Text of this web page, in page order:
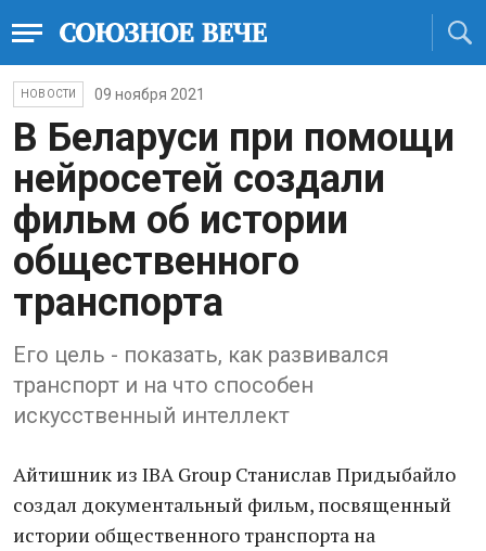
НОВОСТИ 09 ноября 2021
В Беларуси при помощи
нейросетей создали
фильм об истории
общественного
транспорта
Его цель - показать, как развивался
транспорт и на что способен
искусственный интеллект
Айтишник из IBA Group Станислав Придыбайло
создал документальный фильм, посвященный
истории общественного транспорта на